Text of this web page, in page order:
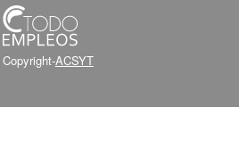
Copyright-ACSYT